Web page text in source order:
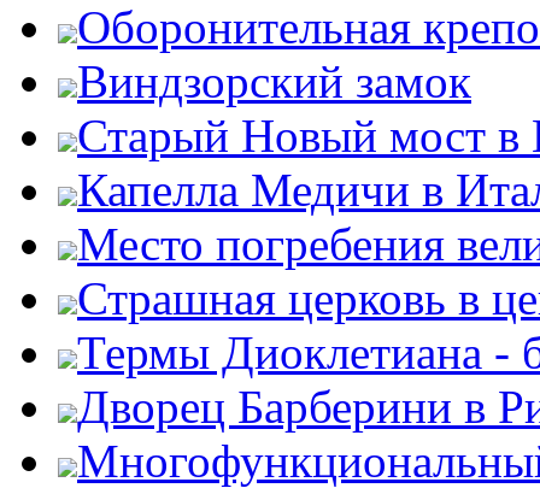
Оборонительная
Виндзорский замок
Старый Новый мост в
Капелла Медичи в
Место погребения
Страшная церковь в
Термы Диоклетиана -
Дворец Барберини в